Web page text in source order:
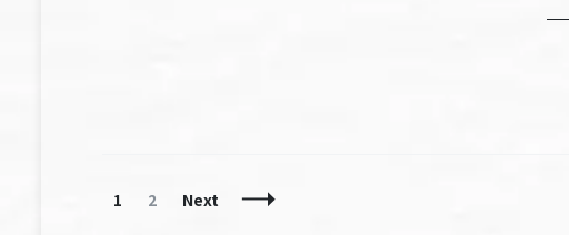
Posts
Page
1 Page
2 Next